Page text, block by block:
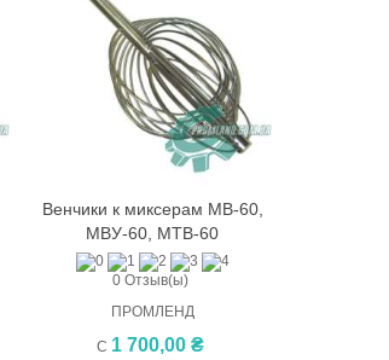
Быстрый просмотр
Венчики к миксерам МВ-60,
МВУ-60, МТВ-60
0 Отзыв(ы)
ПРОМЛЕНД
С 1 700,00 ₴